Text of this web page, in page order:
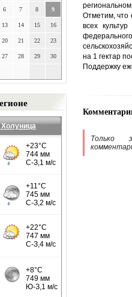
6 7 8 9
13 14 15 16
20 21 22 23
27 28 29 30
Отметим, что
всех
на 1 гектар
Поддержку
Только